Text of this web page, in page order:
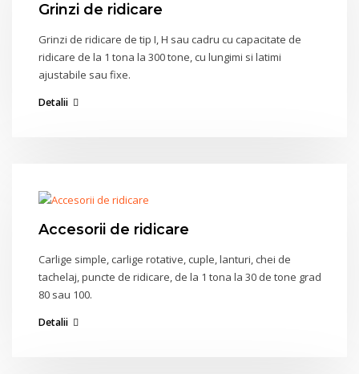
Grinzi de ridicare
Grinzi de ridicare de tip I, H sau cadru cu capacitate de
ridicare de la 1 tona la 300 tone, cu lungimi si latimi
ajustabile sau fixe.
Detalii
Accesorii de ridicare
Carlige simple, carlige rotative, cuple, lanturi, chei de
tachelaj, puncte de ridicare, de la 1 tona la 30 de tone grad
80 sau 100.
Detalii